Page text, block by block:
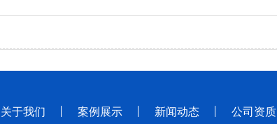
关于我们 案例展示 新闻动态 公司资质